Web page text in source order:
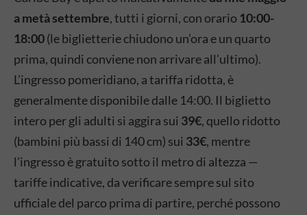
a metà settembre, tutti i giorni, con orario 10:00-
18:00(le biglietterie chiudono un’ora e un quarto
prima, quindi conviene non arrivare all’ultimo).
L’ingresso pomeridiano, a tariffa ridotta, è
generalmente disponibile dalle 14:00. Il biglietto
intero per gli adulti si aggira sui 39€, quello ridotto
(bambini più bassi di 140 cm) sui 33€, mentre
l’ingresso è gratuito sotto il metro di altezza —
tariffe indicative, da verificare sempre sul sito
ufficiale del parco prima di partire, perché possono